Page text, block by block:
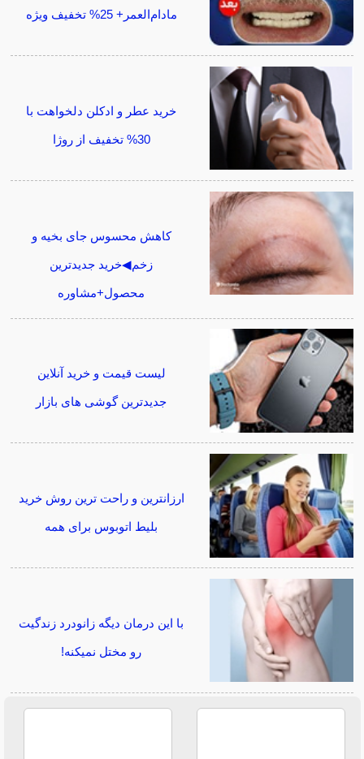
مادام‌العمر+ 25% تخفیف ویژه
خرید عطر و ادکلن دلخواهت با
30% تخفیف از روژا
کاهش محسوس جای بخیه و
زخم◀خرید جدیدترین
محصول+مشاوره
لیست قیمت و خرید آنلاین
جدیدترین گوشی های بازار
ارزانترین و راحت ترین روش خرید
بلیط اتوبوس برای همه
با این درمان دیگه زانودرد زندگیت
رو مختل نمیکنه!